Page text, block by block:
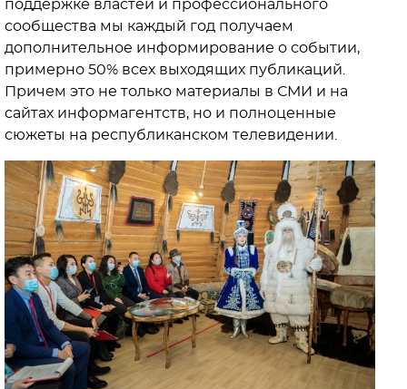
поддержке властей и профессионального
сообщества мы каждый год получаем
дополнительное информирование о событии,
примерно 50% всех выходящих публикаций.
Причем это не только материалы в СМИ и на
сайтах информагентств, но и полноценные
сюжеты на республиканском телевидении.